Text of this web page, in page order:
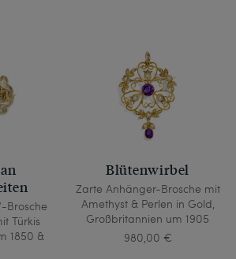
Brosche
Türkis
1850 &
Blütenwirbel
Zarte Anhänger-Brosche mit
Amethyst & Perlen in Gold,
Großbritannien um 1905
980,00 €